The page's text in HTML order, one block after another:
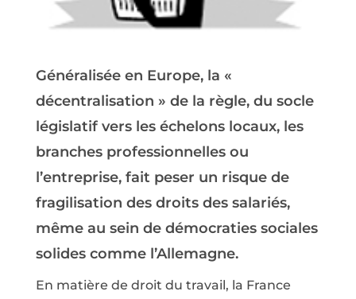
Généralisée en Europe, la «
décentralisation » de la règle, du socle
législatif vers les échelons locaux, les
branches professionnelles ou
l’entreprise, fait peser un risque de
fragilisation des droits des salariés,
même au sein de démocraties sociales
solides comme l’Allemagne.
En matière de droit du travail, la France